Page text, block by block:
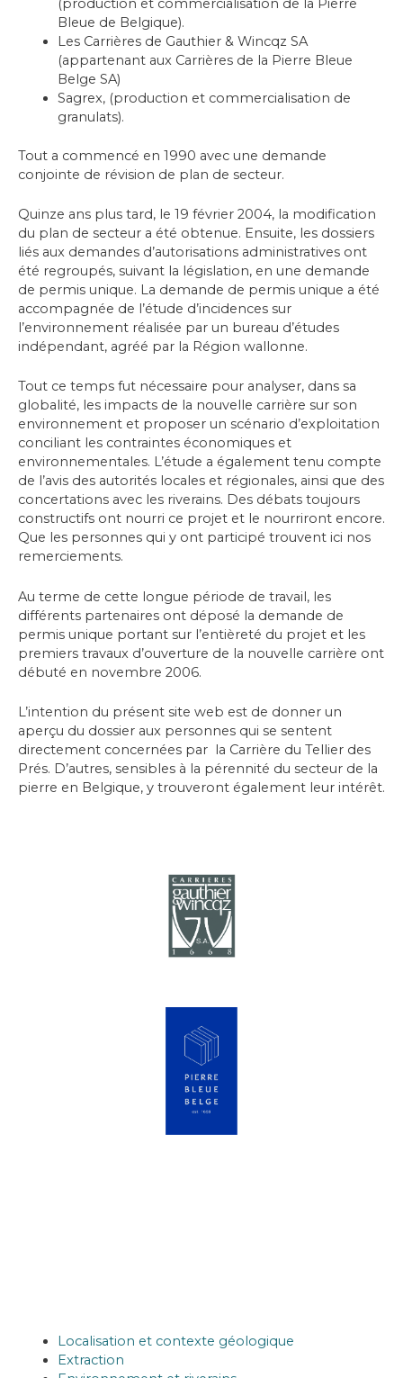
(production et commercialisation de la Pierre
Bleue de Belgique).
Les Carrières de Gauthier & Wincqz SA
(appartenant aux Carrières de la Pierre Bleue
Belge SA)
Sagrex, (production et commercialisation de
granulats).
Tout a commencé en 1990 avec une demande
conjointe de révision de plan de secteur.
Quinze ans plus tard, le 19 février 2004, la modification
du plan de secteur a été obtenue. Ensuite, les dossiers
liés aux demandes d’autorisations administratives ont
été regroupés, suivant la législation, en une demande
de permis unique. La demande de permis unique a été
accompagnée de l’étude d’incidences sur
l’environnement réalisée par un bureau d’études
indépendant, agréé par la Région wallonne.
Tout ce temps fut nécessaire pour analyser, dans sa
globalité, les impacts de la nouvelle carrière sur son
environnement et proposer un scénario d’exploitation
conciliant les contraintes économiques et
environnementales. L’étude a également tenu compte
de l’avis des autorités locales et régionales, ainsi que des
concertations avec les riverains. Des débats toujours
constructifs ont nourri ce projet et le nourriront encore.
Que les personnes qui y ont participé trouvent ici nos
remerciements.
Au terme de cette longue période de travail, les
différents partenaires ont déposé la demande de
permis unique portant sur l’entièreté du projet et les
premiers travaux d’ouverture de la nouvelle carrière ont
débuté en novembre 2006.
L’intention du présent site web est de donner un
aperçu du dossier aux personnes qui se sentent
directement concernées par la Carrière du Tellier des
Prés. D’autres, sensibles à la pérennité du secteur de la
pierre en Belgique, y trouveront également leur intérêt.
Localisation et contexte géologique
Extraction